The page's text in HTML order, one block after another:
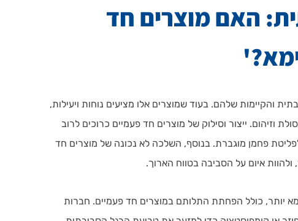
האם מוצרים חד
והקיימות שלהם. בעוד שמוצרים אלו מציעים נוחות ויעילות,
וזיהום. ייצור וסילוק של מוצרים חד פעמיים כרוכים לרוב
פחמן מוגברת. בנוסף, השלכה לא נכונה של מוצרים חד
ולהוות איום על הסביבה בטווח הארוך.
יותר, כולל הפחתת התלותם במוצרים חד פעמיים. חברות